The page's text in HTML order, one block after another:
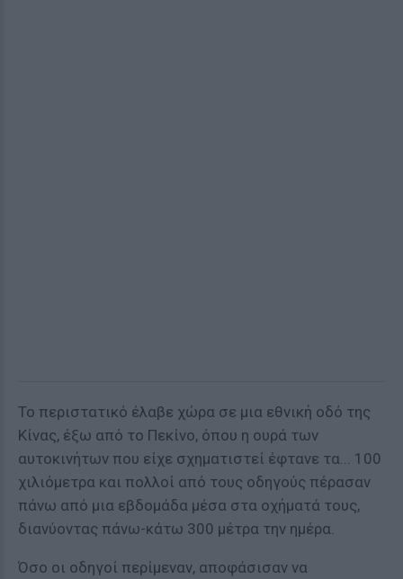
Το περιστατικό έλαβε χώρα σε μια εθνική οδό της
Κίνας, έξω από το Πεκίνο, όπου η ουρά των
αυτοκινήτων που είχε σχηματιστεί έφτανε τα... 100
χιλιόμετρα και πολλοί από τους οδηγούς πέρασαν
πάνω από μια εβδομάδα μέσα στα οχήματά τους,
διανύοντας πάνω-κάτω 300 μέτρα την ημέρα.
Όσο οι οδηγοί περίμεναν, αποφάσισαν να